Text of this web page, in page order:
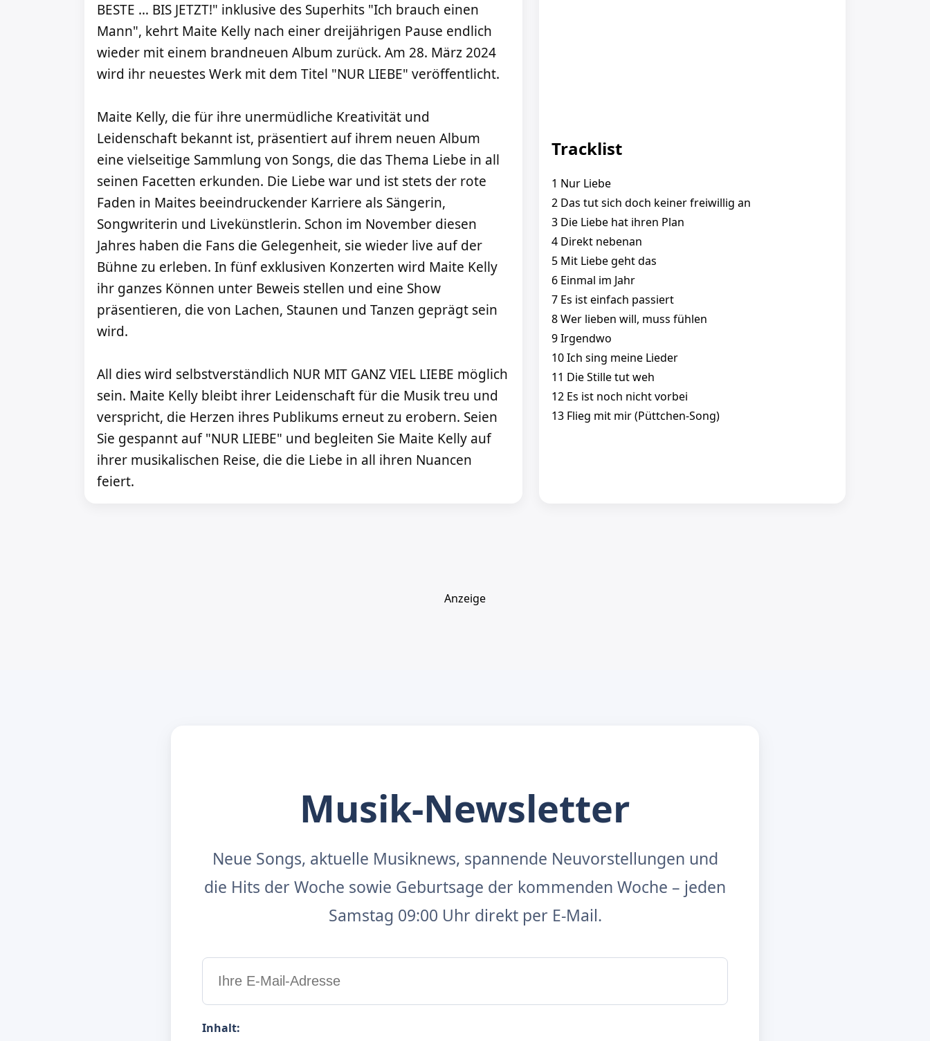
BESTE … BIS JETZT!" inklusive des Superhits "Ich brauch einen
Mann", kehrt Maite Kelly nach einer dreijährigen Pause endlich
wieder mit einem brandneuen Album zurück. Am 28. März 2024
wird ihr neuestes Werk mit dem Titel "NUR LIEBE" veröffentlicht.
Maite Kelly, die für ihre unermüdliche Kreativität und
Leidenschaft bekannt ist, präsentiert auf ihrem neuen Album
eine vielseitige Sammlung von Songs, die das Thema Liebe in all
seinen Facetten erkunden. Die Liebe war und ist stets der rote
Faden in Maites beeindruckender Karriere als Sängerin,
Songwriterin und Livekünstlerin. Schon im November diesen
Jahres haben die Fans die Gelegenheit, sie wieder live auf der
Bühne zu erleben. In fünf exklusiven Konzerten wird Maite Kelly
ihr ganzes Können unter Beweis stellen und eine Show
präsentieren, die von Lachen, Staunen und Tanzen geprägt sein
wird.
All dies wird selbstverständlich NUR MIT GANZ VIEL LIEBE möglich
sein. Maite Kelly bleibt ihrer Leidenschaft für die Musik treu und
verspricht, die Herzen ihres Publikums erneut zu erobern. Seien
Sie gespannt auf "NUR LIEBE" und begleiten Sie Maite Kelly auf
ihrer musikalischen Reise, die die Liebe in all ihren Nuancen
feiert.
Tracklist
1 Nur Liebe
2 Das tut sich doch keiner freiwillig an
3 Die Liebe hat ihren Plan
4 Direkt nebenan
5 Mit Liebe geht das
6 Einmal im Jahr
7 Es ist einfach passiert
8 Wer lieben will, muss fühlen
9 Irgendwo
10 Ich sing meine Lieder
11 Die Stille tut weh
12 Es ist noch nicht vorbei
13 Flieg mit mir (Püttchen-Song)
Anzeige
Musik-Newsletter
Neue Songs, aktuelle Musiknews, spannende Neuvorstellungen und
die Hits der Woche sowie Geburtsage der kommenden Woche – jeden
Samstag 09:00 Uhr direkt per E-Mail.
Inhalt: